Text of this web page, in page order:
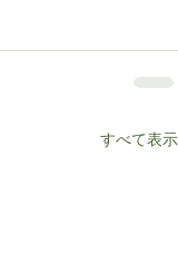
すべて表示